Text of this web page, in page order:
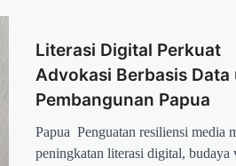
Literasi Digital Perkuat
Advokasi Berbasis Data
Pembangunan Papua
Papua  Penguatan resiliensi media
peningkatan literasi digital, budaya